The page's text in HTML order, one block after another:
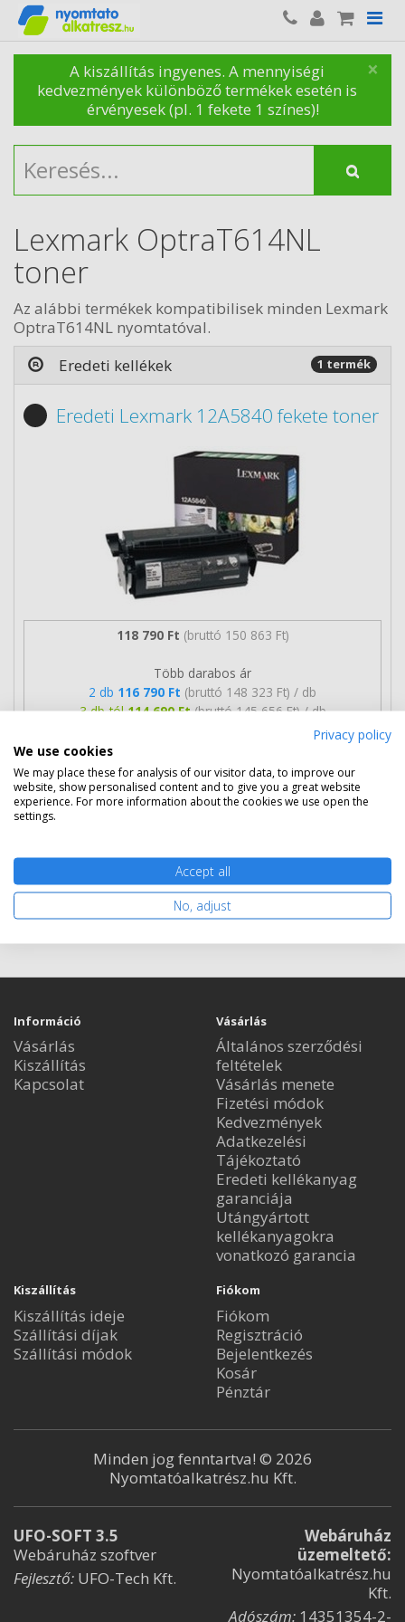
×
A kiszállítás ingyenes. A mennyiségi
kedvezmények különböző termékek esetén is
érvényesek (pl. 1 fekete 1 színes)!
Lexmark OptraT614NL
toner
Az alábbi termékek kompatibilisek minden Lexmark
OptraT614NL nyomtatóval.
Eredeti kellékek
1 termék
Eredeti Lexmark 12A5840 fekete toner
118 790 Ft (bruttó 150 863 Ft)
Több darabos ár
2 db 116 790 Ft (bruttó 148 323 Ft) / db
3 db-tól114 690 Ft (bruttó 145 656 Ft) / db
Rendelésre
Ingyenes szállítás
Nem rendelhető
Információ
Vásárlás
Kiszállítás
Kapcsolat
Vásárlás
Általános szerződési
feltételek
Vásárlás menete
Fizetési módok
Kedvezmények
Adatkezelési
Tájékoztató
Eredeti kellékanyag
garanciája
Utángyártott
kellékanyagokra
vonatkozó garancia
Kiszállítás
Kiszállítás ideje
Szállítási díjak
Szállítási módok
Fiókom
Fiókom
Regisztráció
Bejelentkezés
Kosár
Pénztár
Minden jog fenntartva! © 2026
Nyomtatóalkatrész.hu Kft.
UFO-SOFT 3.5
Webáruház szoftver
Fejlesztő: UFO-Tech Kft.
Webáruház
üzemeltető:
Nyomtatóalkatrész.hu
Kft.
Adószám: 14351354-2-
Privacy policy
We use cookies
We may place these for analysis of our visitor data, to improve our
website, show personalised content and to give you a great website
experience. For more information about the cookies we use open the
settings.
Accept all
No, adjust